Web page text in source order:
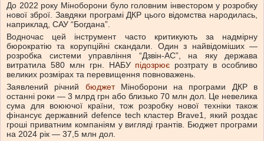
До 2022 року Міноборони було головним інвестором у розробку
нової зброї. Завдяки програмі ДКР цього відомства народилась,
наприклад, САУ “Богдана”.
Водночас цей інструмент часто критикують за надмірну
бюрократію та корупційні скандали. Один з найвідоміших —
розробка системи управління “Дзвін-АС”, на яку держава
витратила 580 млн грн. НАБУ підозрює розтрату в особливо
великих розмірах та перевищення повноважень.
Заявлений річний бюджетМіноборони на програми ДКР в
останні роки — 3 млрд грн або близько 70 млн дол. Це невелика
сума для воюючої країни, тож розробку нової техніки також
фінансує державний defence tech кластер Brave1, який роздає
гроші приватним компаніям у вигляді грантів. Бюджет програми
на 2024 рік — 37,5 млн дол.